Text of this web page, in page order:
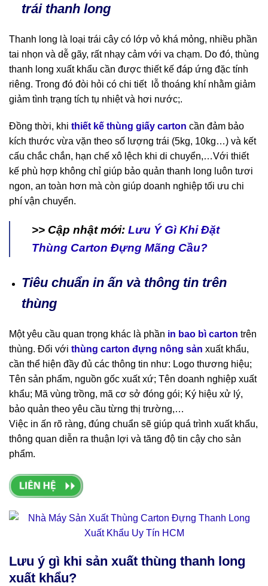
trái thanh long
Thanh long là loại trái cây có lớp vỏ khá mỏng, nhiều phần
tai nhọn và dễ gãy, rất nhạy cảm với va chạm. Do đó, thùng
thanh long xuất khẩu cần được thiết kế đáp ứng đặc tính
riêng. Trong đó đòi hỏi có chi tiết lỗ thoáng khí nhằm giảm
giảm tình trạng tích tụ nhiệt và hơi nước;.
Đồng thời, khi thiết kế thùng giấy carton cần đảm bảo
kích thước vừa vặn theo số lượng trái (5kg, 10kg…) và kết
cấu chắc chắn, hạn chế xô lệch khi di chuyển,…Với thiết
kế phù hợp không chỉ giúp bảo quản thanh long luôn tươi
ngon, an toàn hơn mà còn giúp doanh nghiệp tối ưu chi
phí vận chuyển.
>> Cập nhật mới: Lưu Ý Gì Khi Đặt
Thùng Carton Đựng Mãng Cầu?
Tiêu chuẩn in ấn và thông tin trên
thùng
Một yêu cầu quan trọng khác là phần in bao bì carton trên
thùng. Đối với thùng carton đựng nông sản xuất khẩu,
cần thể hiện đầy đủ các thông tin như: Logo thương hiệu;
Tên sản phẩm, nguồn gốc xuất xứ; Tên doanh nghiệp xuất
khẩu; Mã vùng trồng, mã cơ sở đóng gói; Ký hiệu xử lý,
bảo quản theo yêu cầu từng thị trường,…
Việc in ấn rõ ràng, đúng chuẩn sẽ giúp quá trình xuất khẩu,
thông quan diễn ra thuận lợi và tăng độ tin cậy cho sản
phẩm.
Lưu ý gì khi sản xuất thùng thanh long
xuất khẩu?